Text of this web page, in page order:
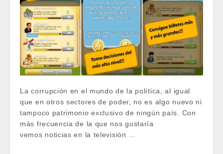
La corrupción en el mundo de la política, al igual
que en otros sectores de poder, no es algo nuevo ni
tampoco patrimonio exclusivo de ningún país. Con
más frecuencia de la que nos gustaría
vemos noticias en la televisión …